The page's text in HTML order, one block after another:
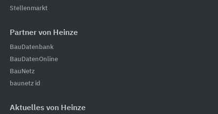
Stellenmarkt
Partner von Heinze
BauDatenbank
BauDatenOnline
BauNetz
baunetz id
Aktuelles von Heinze